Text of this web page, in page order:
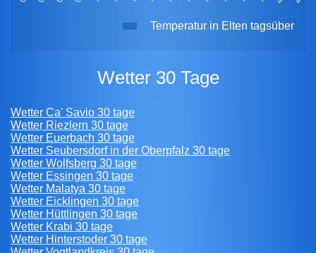
Temperatur in Elten tagsüber
Wetter 30 Tage
Wetter Ca' Savio 30 tage
Wetter Riezlern 30 tage
Wetter Euerbach 30 tage
Wetter Seubersdorf in der Oberpfalz 30 tage
Wetter Wolfsberg 30 tage
Wetter Essingen 30 tage
Wetter Malatya 30 tage
Wetter Eicklingen 30 tage
Wetter Hüttlingen 30 tage
Wetter Krabi 30 tage
Wetter Hinterstoder 30 tage